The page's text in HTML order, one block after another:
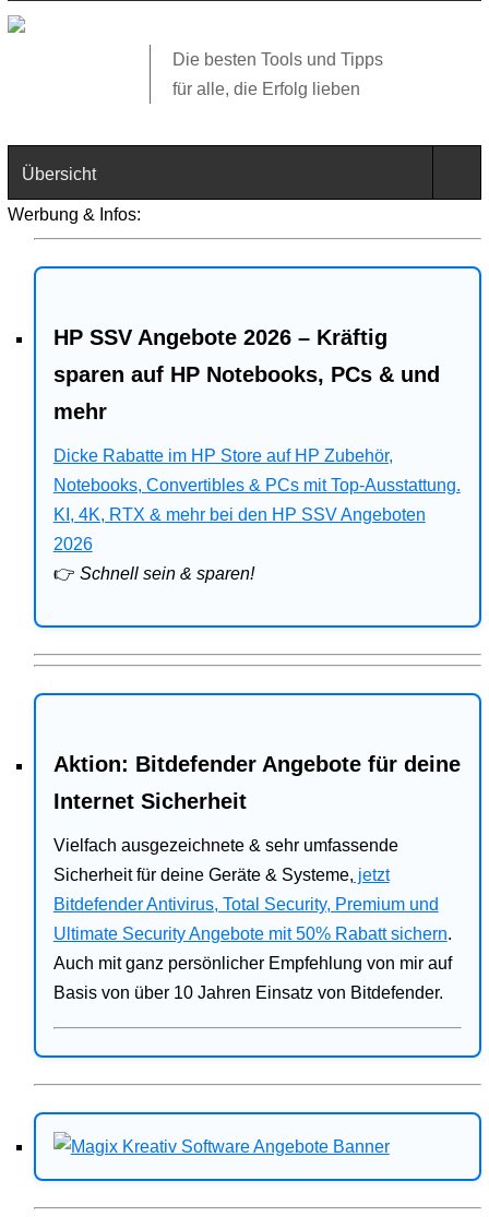
Die besten Tools und Tipps
für alle, die Erfolg lieben
Übersicht
Web
Business
Angebote
Bitdefender
Ratgeber
Werbung & Infos:
HP SSV Angebote 2026 – Kräftig
sparen auf HP Notebooks, PCs & und
mehr
Dicke Rabatte im HP Store auf HP Zubehör,
Notebooks, Convertibles & PCs mit Top-Ausstattung.
KI, 4K, RTX & mehr bei den HP SSV Angeboten
2026
👉 Schnell sein & sparen!
Aktion: Bitdefender Angebote für deine
Internet Sicherheit
Vielfach ausgezeichnete & sehr umfassende
Sicherheit für deine Geräte & Systeme, jetzt
Bitdefender Antivirus, Total Security, Premium und
Ultimate Security Angebote mit 50% Rabatt sichern.
Auch mit ganz persönlicher Empfehlung von mir auf
Basis von über 10 Jahren Einsatz von Bitdefender.